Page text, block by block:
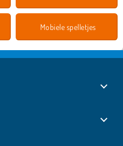
Mobiele spelletjes